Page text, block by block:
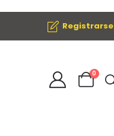
Registrarse
0